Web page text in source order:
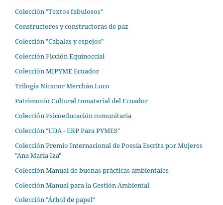
Colección "Textos fabulosos"
Constructores y constructoras de paz
Colección "Cábalas y espejos"
Colección Ficción Equinoccial
Colección MIPYME Ecuador
Trilogía Nicanor Merchán Luco
Patrimonio Cultural Inmaterial del Ecuador
Colección Psicoeducación comunitaria
Colección "UDA - ERP Para PYMES"
Colección Premio Internacional de Poesía Escrita por Mujeres
"Ana María Iza"
Colección Manual de buenas prácticas ambientales
Colección Manual para la Gestión Ambiental
Colección "Árbol de papel"